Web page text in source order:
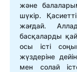
және
шүкір.
жағдай.
басқаларды
осы істі
жүздеріне
мен солай